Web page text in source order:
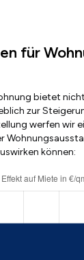
für
bietet
zur
werfen wir
können: